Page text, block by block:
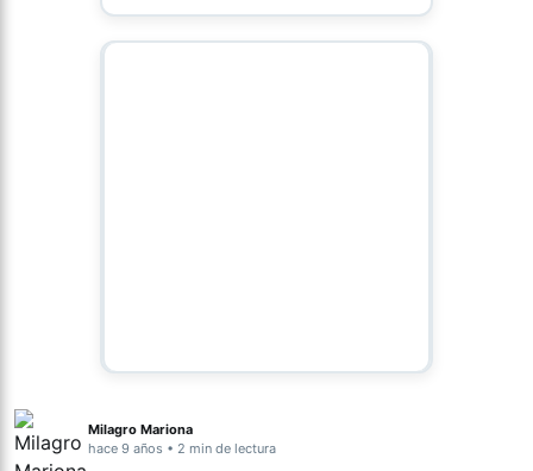
Milagro Mariona
hace 9 años • 2 min de lectura